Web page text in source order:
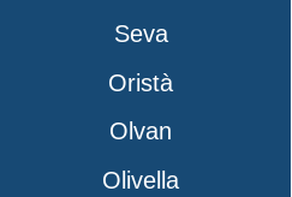
Seva
Oristà
Olvan
Olivella